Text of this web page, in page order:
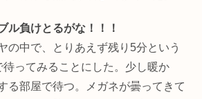
ル負けとるがな！！！
の中で、とりあえず残り5分という
ってみることにした。少し暖か
る部屋で待つ。メガネが曇ってきて